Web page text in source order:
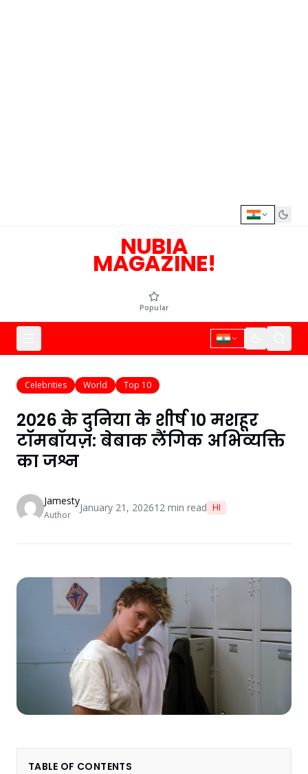
NUBIA
MAGAZINE!
Popular
Celebrities World Top 10
2026 के दुनिया के शीर्ष 10 मशहूर
टॉमबॉयज़: बेबाक लैंगिक अभिव्यक्ति
का जश्न
Jamesty
Author
January 21, 202612 min read HI
TABLE OF CONTENTS